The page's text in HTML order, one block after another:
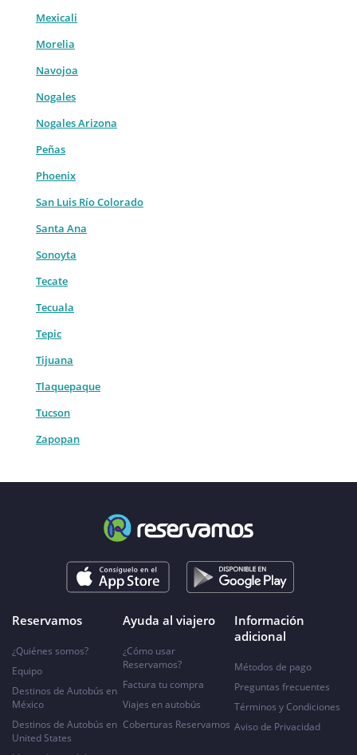
Mexicali
Morelia
Navojoa
Nogales
Nogales Arizona
Peñas
Phoenix
San Luis Río Colorado
Santa Ana
Sonoyta
Tecate
Tecuala
Tepic
Tijuana
Tlaquepaque
Tucson
Zapopan
Reservamos
¿Quiénes somos?
Equipo
Destinos de Autobús en
México
Destinos de Autobús en
United States
Ayuda al viajero
¿Cómo usar
Reservamos?
Factura tu compra
Viajes en autobús
Coberturas Reservamos
Información
adicional
Métodos de pago
Preguntas frecuentes
Términos y Condiciones
Aviso de Privacidad